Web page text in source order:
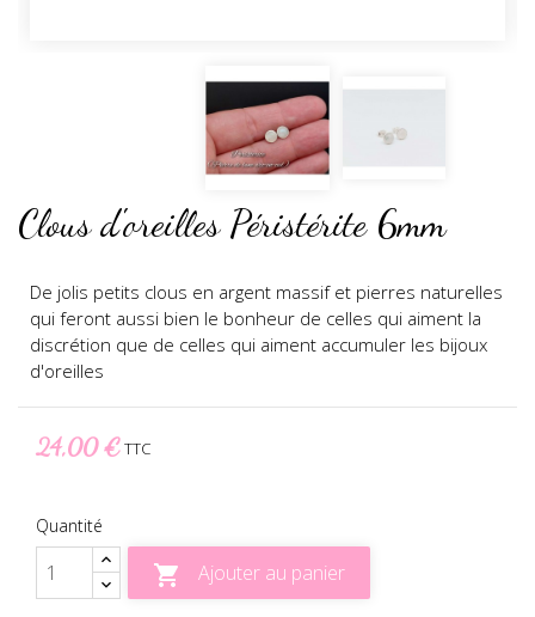
Clous d'oreilles Péristérite 6mm
De jolis petits clous en argent massif et pierres naturelles
qui feront aussi bien le bonheur de celles qui aiment la
discrétion que de celles qui aiment accumuler les bijoux
d'oreilles
24,00 €TTC
Quantité
 Ajouter au panier